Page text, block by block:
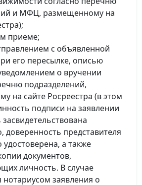
и МФЦ, размещенному на
приеме;
с объявленной
его пересылке, описью
о вручении
подразделений,
на сайте Росреестра (в этом
подписи на заявлении
доверенность представителя
а также
документов,
личность. В случае
нотариусом заявления о